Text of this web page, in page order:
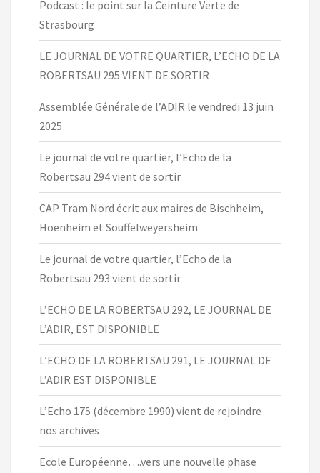
Podcast : le point sur la Ceinture Verte de
Strasbourg
LE JOURNAL DE VOTRE QUARTIER, L’ECHO DE LA
ROBERTSAU 295 VIENT DE SORTIR
Assemblée Générale de l’ADIR le vendredi 13 juin
2025
Le journal de votre quartier, l’Echo de la
Robertsau 294 vient de sortir
CAP Tram Nord écrit aux maires de Bischheim,
Hoenheim et Souffelweyersheim
Le journal de votre quartier, l’Echo de la
Robertsau 293 vient de sortir
L’ECHO DE LA ROBERTSAU 292, LE JOURNAL DE
L’ADIR, EST DISPONIBLE
L’ECHO DE LA ROBERTSAU 291, LE JOURNAL DE
L’ADIR EST DISPONIBLE
L’Echo 175 (décembre 1990) vient de rejoindre
nos archives
Ecole Européenne….vers une nouvelle phase